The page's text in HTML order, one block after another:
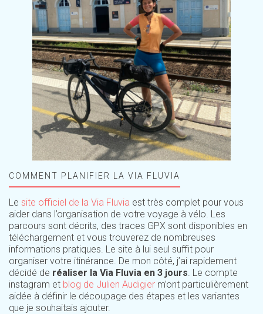
COMMENT PLANIFIER LA VIA FLUVIA
Le site officiel de la Via Fluvia est très complet pour vous
aider dans l’organisation de votre voyage à vélo. Les
parcours sont décrits, des traces GPX sont disponibles en
téléchargement et vous trouverez de nombreuses
informations pratiques. Le site à lui seul suffit pour
organiser votre itinérance. De mon côté, j’ai rapidement
décidé de réaliser la Via Fluvia en 3 jours. Le compte
instagram et blog de Julien Audigier m’ont particulièrement
aidée à définir le découpage des étapes et les variantes
que je souhaitais ajouter.